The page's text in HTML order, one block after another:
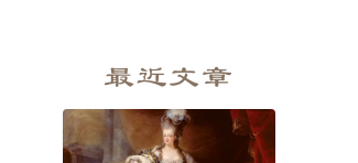
最近文章